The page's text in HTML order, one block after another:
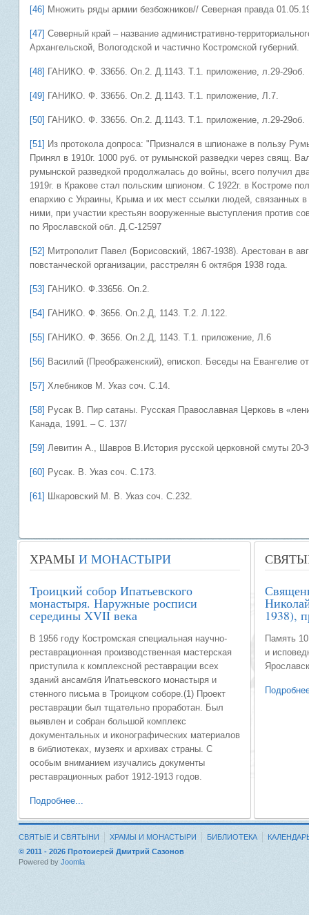
[46] Множить ряды армии безбожников// Северная правда
[47] Северный край – название административно-
Архангельской, Вологодской и частично Костромской губерний.
[48] ГАНИКО. Ф. 33656. Оп.2. Д.1143. Т.1. приложение, л.29-29об.
[49] ГАНИКО. Ф. 33656. Оп.2. Д.1143. Т.1. приложение, Л.7.
[50] ГАНИКО. Ф. 33656. Оп.2. Д.1143. Т.1. приложение, л.29-29об.
[51] Из протокола допроса: "Признался в шпионаже в пользу
Принял в 1910г. 1000 руб. от румынской разведки через свящ.
румынской разведкой продолжалась до войны, всего получил
1919г. в Кракове стал польским шпионом. С 1922г. в Костроме
епархию с Украины, Крыма и их мест ссылки людей, связанных
ними, при участии крестьян вооруженные выступления против
по Ярославской обл. Д.С-12597
[52] Митрополит Павел (Борисовский, 1867-1938). Арестован в
повстанческой организации, расстрелян 6 октября 1938 года.
[53] ГАНИКО. Ф.33656. Оп.2.
[54] ГАНИКО. Ф. 3656. Оп.2.Д, 1143. Т.2. Л.122.
[55] ГАНИКО. Ф. 3656. Оп.2.Д, 1143. Т.1. приложение, Л.6
[56] Василий (Преображенский), епископ. Беседы на Евангелие
[57] Хлебников М. Указ соч. С.14.
[58] Русак В. Пир сатаны. Русская Православная Церковь в
Канада, 1991. – С. 137/
[59] Левитин А., Шавров В.История русской церковной смуты 20-
[60] Русак. В. Указ соч. С.173.
[61] Шкаровский М. В. Указ соч. С.232.
ХРАМЫ И МОНАСТЫРИ
Троицкий собор Ипатьевского
монастыря. Наружные росписи
середины XVII века
В 1956 году Костромская специальная научно-
реставрационная производственная мастерская
приступила к комплексной реставрации всех
зданий ансамбля Ипатьевского монастыря и
стенного письма в Троицком соборе.(1) Проект
реставрации был тщательно проработан. Был
выявлен и собран большой комплекс
документальных и иконографических материалов
в библиотеках, музеях и архивах страны. С
особым вниманием изучались документы
реставрационных работ 1912-1913 годов.
Подробнее...
1938),
Память
и
СВЯТЫЕ И СВЯТЫНИ ХРАМЫ И МОНАСТЫРИ БИБЛИОТЕКА
© 2011 - 2026 Протоиерей Дмитрий Сазонов
Powered by Joomla